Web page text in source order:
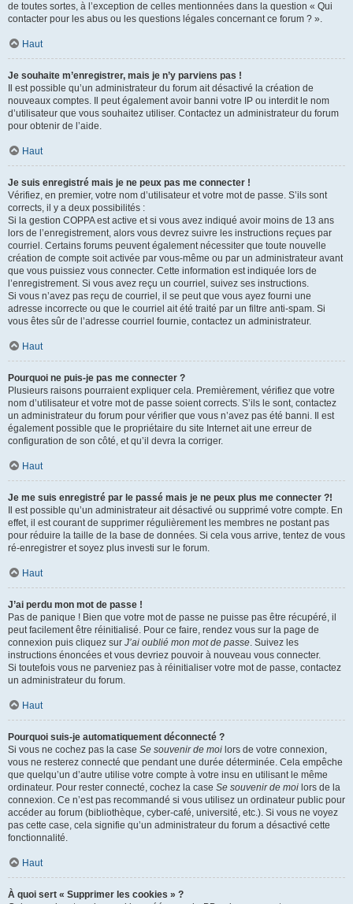
de toutes sortes, à l’exception de celles mentionnées dans la question « Qui
contacter pour les abus ou les questions légales concernant ce forum ? ».
Haut
Je souhaite m’enregistrer, mais je n’y parviens pas !
Il est possible qu’un administrateur du forum ait désactivé la création de
nouveaux comptes. Il peut également avoir banni votre IP ou interdit le nom
d’utilisateur que vous souhaitez utiliser. Contactez un administrateur du forum
pour obtenir de l’aide.
Haut
Je suis enregistré mais je ne peux pas me connecter !
Vérifiez, en premier, votre nom d’utilisateur et votre mot de passe. S’ils sont
corrects, il y a deux possibilités :
Si la gestion COPPA est active et si vous avez indiqué avoir moins de 13 ans
lors de l’enregistrement, alors vous devrez suivre les instructions reçues par
courriel. Certains forums peuvent également nécessiter que toute nouvelle
création de compte soit activée par vous-même ou par un administrateur avant
que vous puissiez vous connecter. Cette information est indiquée lors de
l’enregistrement. Si vous avez reçu un courriel, suivez ses instructions.
Si vous n’avez pas reçu de courriel, il se peut que vous ayez fourni une
adresse incorrecte ou que le courriel ait été traité par un filtre anti-spam. Si
vous êtes sûr de l’adresse courriel fournie, contactez un administrateur.
Haut
Pourquoi ne puis-je pas me connecter ?
Plusieurs raisons pourraient expliquer cela. Premièrement, vérifiez que votre
nom d’utilisateur et votre mot de passe soient corrects. S’ils le sont, contactez
un administrateur du forum pour vérifier que vous n’avez pas été banni. Il est
également possible que le propriétaire du site Internet ait une erreur de
configuration de son côté, et qu’il devra la corriger.
Haut
Je me suis enregistré par le passé mais je ne peux plus me connecter ?!
Il est possible qu’un administrateur ait désactivé ou supprimé votre compte. En
effet, il est courant de supprimer régulièrement les membres ne postant pas
pour réduire la taille de la base de données. Si cela vous arrive, tentez de vous
ré-enregistrer et soyez plus investi sur le forum.
Haut
J’ai perdu mon mot de passe !
Pas de panique ! Bien que votre mot de passe ne puisse pas être récupéré, il
peut facilement être réinitialisé. Pour ce faire, rendez vous sur la page de
connexion puis cliquez sur J’ai oublié mon mot de passe. Suivez les
instructions énoncées et vous devriez pouvoir à nouveau vous connecter.
Si toutefois vous ne parveniez pas à réinitialiser votre mot de passe, contactez
un administrateur du forum.
Haut
Pourquoi suis-je automatiquement déconnecté ?
Si vous ne cochez pas la case Se souvenir de moi lors de votre connexion,
vous ne resterez connecté que pendant une durée déterminée. Cela empêche
que quelqu’un d’autre utilise votre compte à votre insu en utilisant le même
ordinateur. Pour rester connecté, cochez la case Se souvenir de moi lors de la
connexion. Ce n’est pas recommandé si vous utilisez un ordinateur public pour
accéder au forum (bibliothèque, cyber-café, université, etc.). Si vous ne voyez
pas cette case, cela signifie qu’un administrateur du forum a désactivé cette
fonctionnalité.
Haut
À quoi sert « Supprimer les cookies » ?